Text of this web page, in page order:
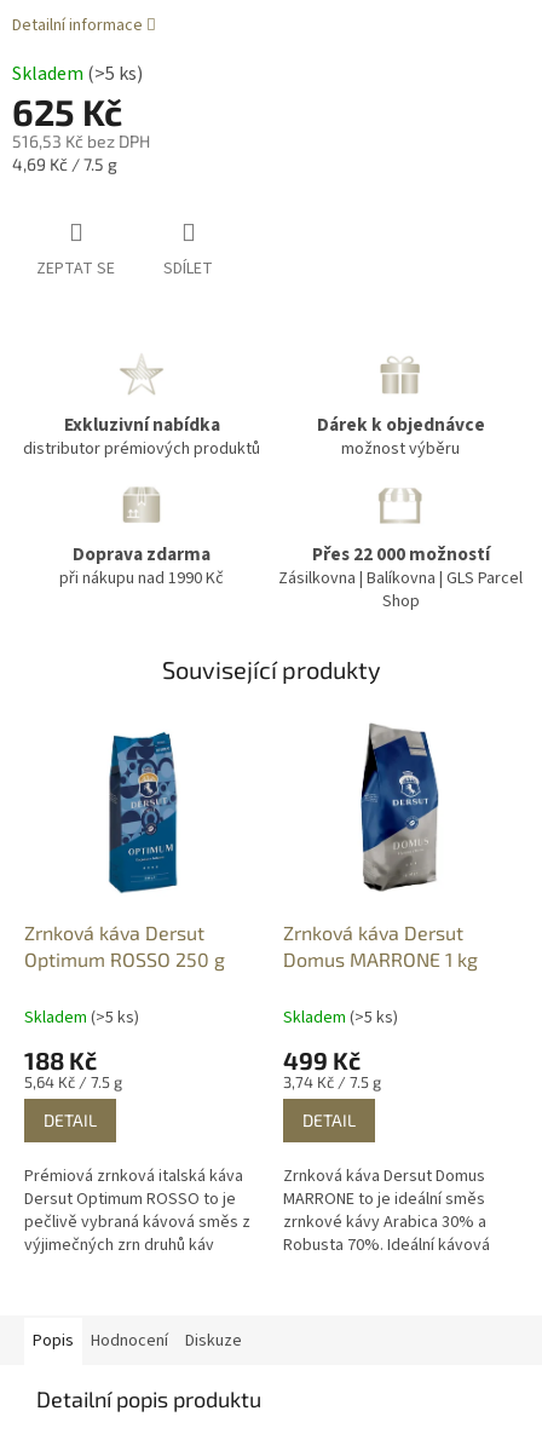
625 Kč
516,53 Kč bez DPH
Měrná
4,69 Kč / 7.5 g
Skladem (>5 ks)
Detailní informace
ZEPTAT SE SDÍLET
Exkluzivní nabídka
distributor prémiových produktů
Dárek k objednávce
možnost výběru
Doprava zdarma
při nákupu nad 1990 Kč
Přes 22 000 možností
Zásilkovna | Balíkovna | GLS Parcel
Shop
Související produkty
Zrnková káva Dersut
Optimum ROSSO 250 g
Skladem (>5 ks)
188 Kč
Měrná
cena:
5,64 Kč / 7.5 g
DETAIL
Prémiová zrnková italská káva
Dersut Optimum ROSSO to je
pečlivě vybraná kávová směs z
výjimečných zrn druhů káv
Zrnková káva Dersut
Domus MARRONE 1 kg
Skladem (>5 ks)
499 Kč
Měrná
cena:
3,74 Kč / 7.5 g
DETAIL
Zrnková káva Dersut Domus
MARRONE to je ideální směs
zrnkové kávy Arabica 30% a
Robusta 70%. Ideální kávová
Popis
Hodnocení Diskuze
Detailní popis produktu